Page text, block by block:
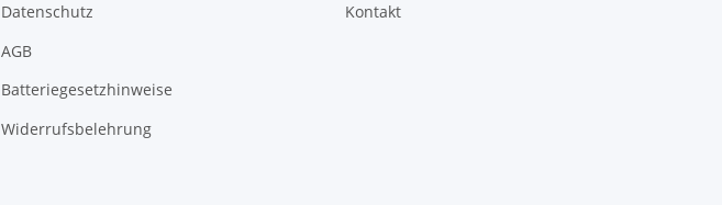
Datenschutz
AGB
Batteriegesetzhinweise
Widerrufsbelehrung
Kontakt